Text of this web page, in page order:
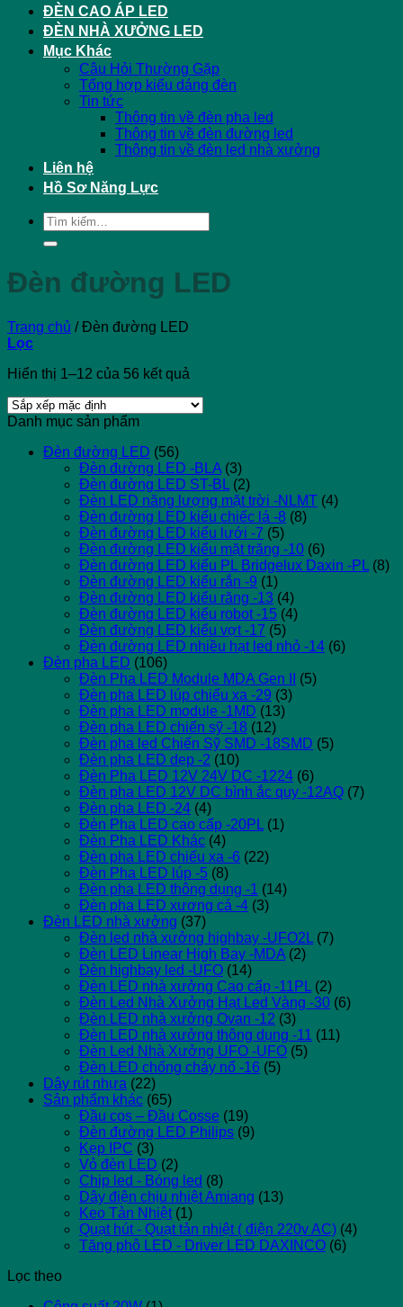
ĐÈN CAO ÁP LED
ĐÈN NHÀ XƯỞNG LED
Mục Khác
Câu Hỏi Thường Gặp
Tổng hợp kiểu dáng đèn
Tin tức
Thông tin về đèn pha led
Thông tin về đèn đường led
Thông tin về đèn led nhà xưởng
Liên hệ
Hồ Sơ Năng Lực
Tìm
kiếm:
Đèn đường LED
Trang chủ /Đèn đường LED
Lọc
Hiển thị 1–12 của 56 kết quả
Danh mục sản phẩm
Đèn đường LED (56)
Đèn đường LED -BLA (3)
Đèn đường LED ST-BL (2)
Đèn LED năng lượng mặt trời -NLMT (4)
Đèn đường LED kiểu chiếc lá -8 (8)
Đèn đường LED kiểu lưới -7 (5)
Đèn đường LED kiểu mặt trăng -10 (6)
Đèn đường LED kiểu PL Bridgelux Daxin -PL (8)
Đèn đường LED kiểu rắn -9 (1)
Đèn đường LED kiểu răng -13 (4)
Đèn đường LED kiểu robot -15 (4)
Đèn đường LED kiểu vợt -17 (5)
Đèn đường LED nhiều hạt led nhỏ -14 (6)
Đèn pha LED (106)
Đèn Pha LED Module MDA Gen II
(5)
Đèn pha LED lúp chiếu xa -29 (3)
Đèn pha LED module -1MD (13)
Đèn pha LED chiến sỹ -18 (12)
Đèn pha led Chiến Sỹ SMD -18SMD (5)
Đèn pha LED dẹp -2 (10)
Đèn Pha LED 12V 24V DC -1224 (6)
Đèn pha LED 12V DC bình ắc quy -12AQ (7)
Đèn pha LED -24 (4)
Đèn Pha LED cao cấp -20PL (1)
Đèn Pha LED Khác (4)
Đèn pha LED chiếu xa -6 (22)
Đèn Pha LED lúp -5 (8)
Đèn pha LED thông dụng -1 (14)
Đèn pha LED xương cá -4 (3)
Đèn LED nhà xưởng (37)
Đèn led nhà xưởng highbay -UFO2L (7)
Đèn LED Linear High Bay -MDA (2)
Đèn highbay led -UFO (14)
Đèn LED nhà xưởng Cao cấp -11PL (2)
Đèn Led Nhà Xưởng Hạt Led Vàng -30 (6)
Đèn LED nhà xưởng Ovan -12 (3)
Đèn LED nhà xưởng thông dụng -11 (11)
Đèn Led Nhà Xưởng UFO -UFO (5)
Đèn LED chống cháy nổ -16 (5)
Dây rút nhựa (22)
Sản phẩm khác (65)
Đầu cos – Đầu Cosse (19)
Đèn đường LED Philips (9)
Kẹp IPC (3)
Vỏ đèn LED (2)
Chip led - Bóng led (8)
Dây điện chịu nhiệt Amiang (13)
Keo Tản Nhiệt (1)
Quạt hút - Quạt tản nhiệt ( điện 220v AC) (4)
Tăng phô LED - Driver LED DAXINCO (6)
Lọc theo